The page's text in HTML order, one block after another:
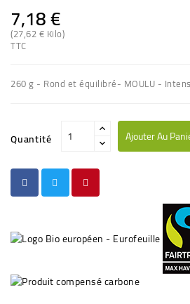
7,18 €
(27,62 € Kilo)
TTC
260 g - Rond et équilibré- MOULU -
Quantité Ajouter Au